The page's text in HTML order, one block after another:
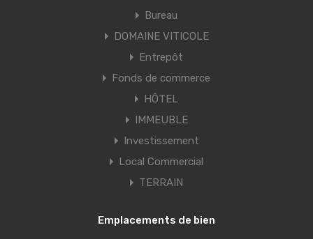
Bureau
DOMAINE VITICOLE
Entrepôt
Fonds de commerce
HÔTEL
IMMEUBLE
Investissement
Local Commercial
TERRAIN
Emplacements de bien